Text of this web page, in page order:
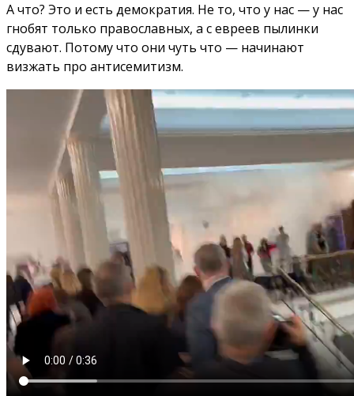
А что? Это и есть демократия. Не то, что у нас — у нас
гнобят только православных, а с евреев пылинки
сдувают. Потому что они чуть что — начинают
визжать про антисемитизм.